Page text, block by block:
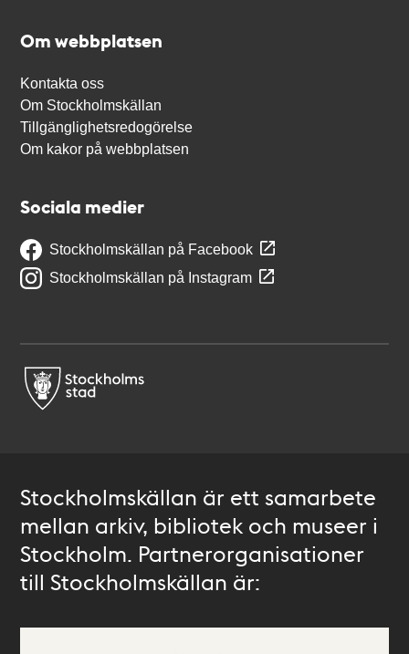
Om webbplatsen
Kontakta oss
Om Stockholmskällan
Tillgänglighetsredogörelse
Om kakor på webbplatsen
Sociala medier
Stockholmskällan på Facebook
Stockholmskällan på Instagram
Stockholmskällan är ett samarbete
mellan arkiv, bibliotek och museer i
Stockholm. Partnerorganisationer
till Stockholmskällan är: